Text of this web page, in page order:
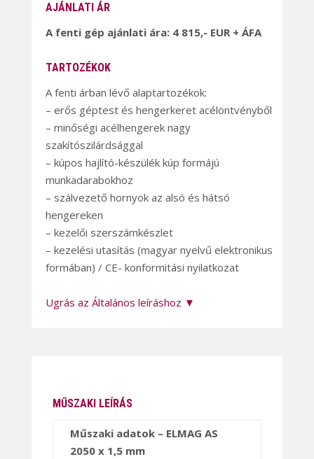
AJÁNLATI ÁR
A fenti gép ajánlati ára: 4 815,- EUR + ÁFA
TARTOZÉKOK
A fenti árban lévő alaptartozékok:
– erős géptest és hengerkeret acélöntvényből
– minőségi acélhengerek nagy
szakítószilárdsággal
– kúpos hajlító-készülék kúp formájú
munkadarabokhoz
– szálvezető hornyok az alsó és hátsó
hengereken
– kezelői szerszámkészlet
– kezelési utasítás (magyar nyelvű elektronikus
formában) / CE- konformitási nyilatkozat
Ugrás az Általános leíráshoz ▼
MŰSZAKI LEÍRÁS
Műszaki adatok – ELMAG AS
2050 x 1,5 mm